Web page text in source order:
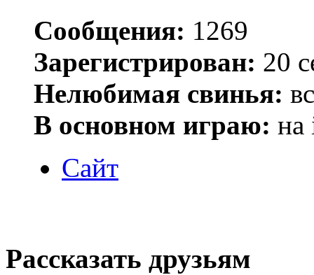
Сообщения: 1269
Зарегистрирован: 20
Нелюбимая свинья:
В основном играю: на
Сайт
Рассказать друзьям